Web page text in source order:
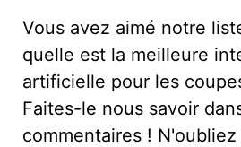
Vous avez aimé notre
quelle est la meilleure
artificielle pour les
Faites-le nous savoir
commentaires ! N'oubliez